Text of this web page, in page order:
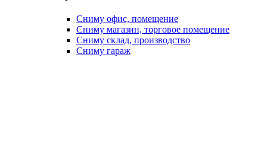
Сниму офис, помещение
Сниму магазин, торговое помещение
Сниму склад, производство
Сниму гараж